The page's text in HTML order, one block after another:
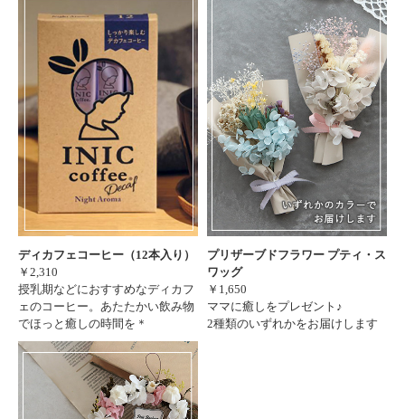
ディカフェコーヒー（12本入り）
￥2,310
授乳期などにおすすめなディカフ
ェのコーヒー。あたたかい飲み物
でほっと癒しの時間を＊
プリザーブドフラワー プティ・ス
ワッグ
￥1,650
ママに癒しをプレゼント♪
2種類のいずれかをお届けします